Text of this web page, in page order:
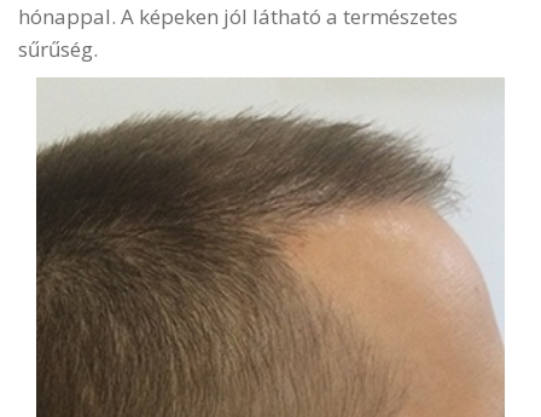
hónappal. A képeken jól látható a természetes
sűrűség.